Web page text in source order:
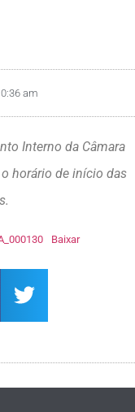
am
Interno da Câmara
horário de início das
Baixar